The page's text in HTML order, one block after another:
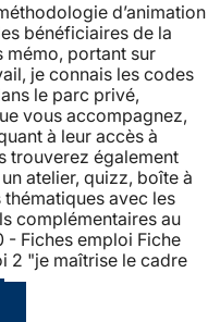
d’animation
bénéficiaires de la
mémo, portant sur
je connais les codes
le parc privé,
vous accompagnez,
à leur accès à
trouverez également
atelier, quizz, boîte à
avec les
complémentaires au
- Fiches emploi Fiche
2 "je maîtrise le cadre